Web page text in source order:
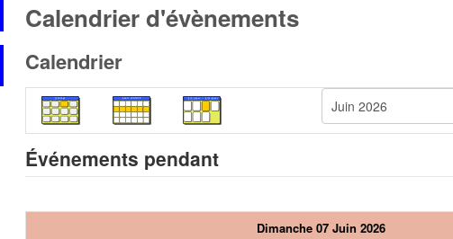
Calendrier d'évènements
Calendrier
Événements pendant
Dimanche 07 Juin 2026